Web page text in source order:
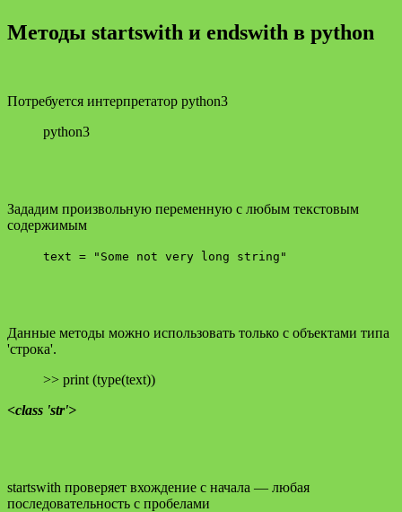
Методы startswith и endswith в python
Потребуется интерпретатор python3
python3
Зададим произвольную переменную с любым текстовым
содержимым
text = "Some not very long string"
Данные методы можно использовать только с объектами типа
'строка'.
>> print (type(text))
<class 'str'>
startswith проверяет вхождение с начала — любая
последовательность с пробелами